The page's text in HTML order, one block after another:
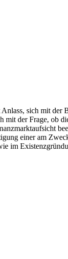
sich mit
mit der Frage, ob
einer am